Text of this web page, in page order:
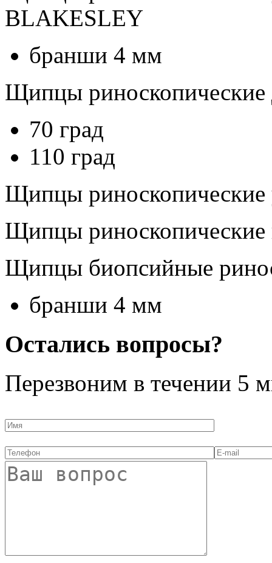
BLAKESLEY
бранши 4 мм
Щипцы риноскопические
70 град
110 град
Щипцы
Щипцы
Щипцы биопсийные
бранши 4 мм
Остались вопросы?
Перезвоним в течении 5